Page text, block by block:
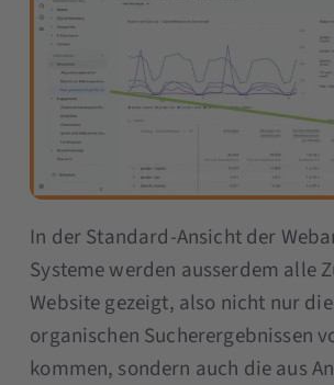
In der Standard-Ansicht der
Systeme werden ausserdem alle
Website gezeigt, also nicht nur
organischen Sucherergebnissen
kommen, sondern auch die aus